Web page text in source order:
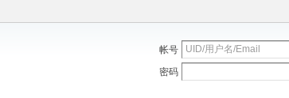
帐号
密码